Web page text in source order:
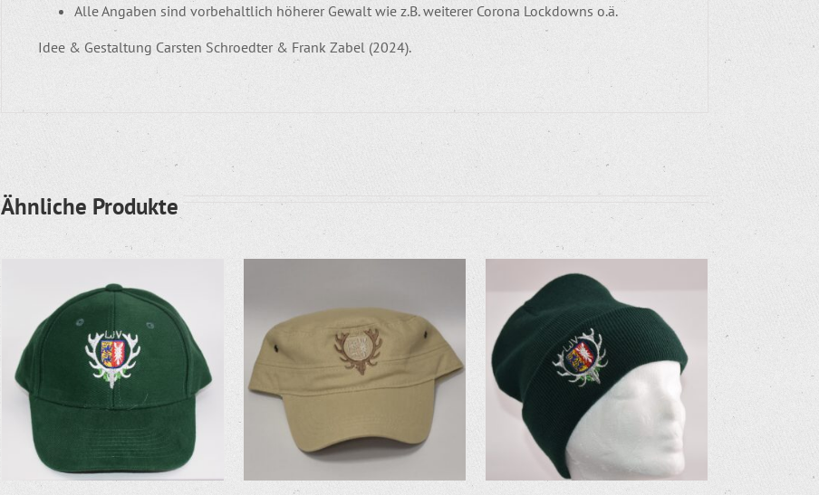
Alle Angaben sind vorbehaltlich höherer Gewalt wie z.B. weiterer Corona Lockdowns o.ä.
Idee & Gestaltung Carsten Schroedter & Frank Zabel (2024).
Ähnliche Produkte